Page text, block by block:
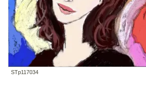
STp117034